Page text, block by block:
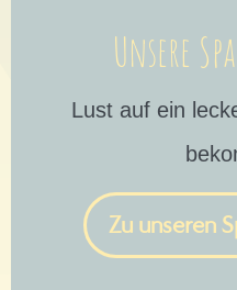
Unsere
Lust auf ein
Zu unseren